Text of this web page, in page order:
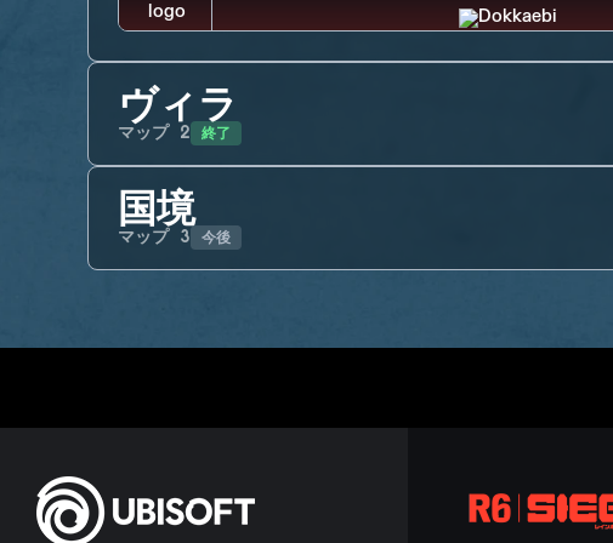
ヴィラ
マップ 2 終了
国境
マップ 3 今後